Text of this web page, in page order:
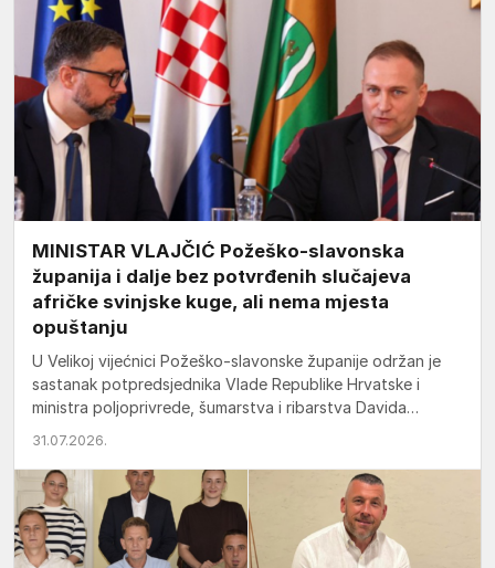
MINISTAR VLAJČIĆ Požeško-slavonska
županija i dalje bez potvrđenih slučajeva
afričke svinjske kuge, ali nema mjesta
opuštanju
U Velikoj vijećnici Požeško-slavonske županije održan je
sastanak potpredsjednika Vlade Republike Hrvatske i
ministra poljoprivrede, šumarstva i ribarstva Davida
31.07.2026.